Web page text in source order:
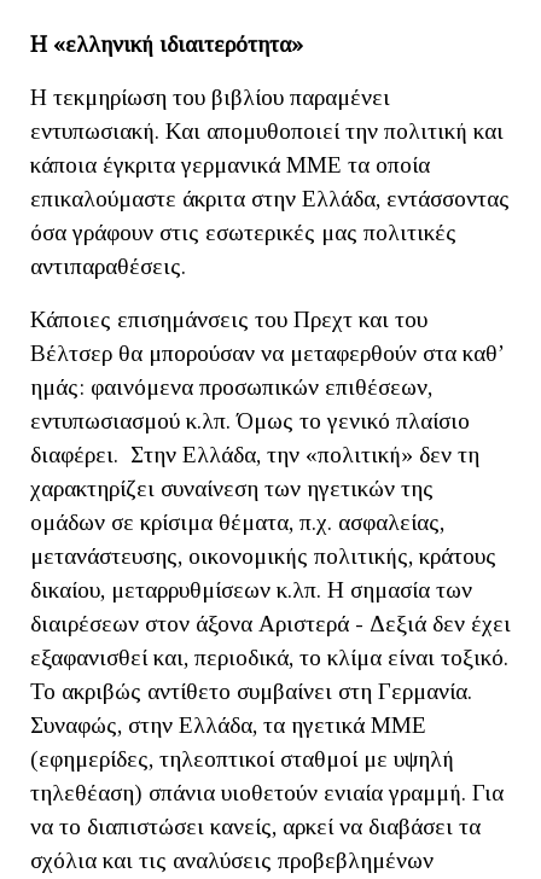
Η «ελληνική ιδιαιτερότητα»
Η τεκμηρίωση του βιβλίου παραμένει
εντυπωσιακή. Και απομυθοποιεί την πολιτική και
κάποια έγκριτα γερμανικά ΜΜΕ τα οποία
επικαλούμαστε άκριτα στην Ελλάδα, εντάσσοντας
όσα γράφουν στις εσωτερικές μας πολιτικές
αντιπαραθέσεις.
Κάποιες επισημάνσεις του Πρεχτ και του
Βέλτσερ θα μπορούσαν να μεταφερθούν στα καθ’
ημάς: φαινόμενα προσωπικών επιθέσεων,
εντυπωσιασμού κ.λπ. Όμως το γενικό πλαίσιο
διαφέρει. Στην Ελλάδα, την «πολιτική» δεν τη
χαρακτηρίζει συναίνεση των ηγετικών της
ομάδων σε κρίσιμα θέματα, π.χ. ασφαλείας,
μετανάστευσης, οικονομικής πολιτικής, κράτους
δικαίου, μεταρρυθμίσεων κ.λπ. Η σημασία των
διαιρέσεων στον άξονα Αριστερά - Δεξιά δεν έχει
εξαφανισθεί και, περιοδικά, το κλίμα είναι τοξικό.
Το ακριβώς αντίθετο συμβαίνει στη Γερμανία.
Συναφώς, στην Ελλάδα, τα ηγετικά ΜΜΕ
(εφημερίδες, τηλεοπτικοί σταθμοί με υψηλή
τηλεθέαση) σπάνια υιοθετούν ενιαία γραμμή. Για
να το διαπιστώσει κανείς, αρκεί να διαβάσει τα
σχόλια και τις αναλύσεις προβεβλημένων